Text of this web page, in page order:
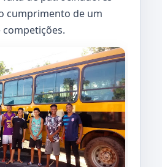
cumprimento de um